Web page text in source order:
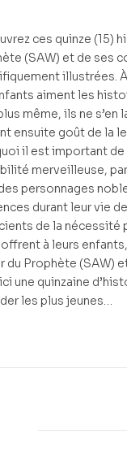
ces quinze (15)
(SAW) et de ses
illustrées.
aiment les
même, ils ne
ensuite goût de la
il est important
merveilleuse,
personnages
durant leur vie
de la nécessité
offrent à leurs
du Prophète (SAW)
une quinzaine
les plus jeunes…